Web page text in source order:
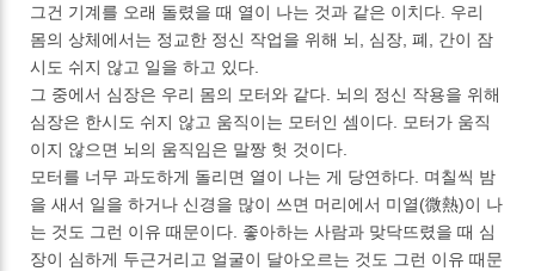
그건 기계를 오래 돌렸을 때 열이 나는 것과 같은 이치다. 우리
몸의 상체에서는 정교한 정신 작업을 위해 뇌, 심장, 폐, 간이 잠
시도 쉬지 않고 일을 하고 있다.
그 중에서 심장은 우리 몸의 모터와 같다. 뇌의 정신 작용을 위해
심장은 한시도 쉬지 않고 움직이는 모터인 셈이다. 모터가 움직
이지 않으면 뇌의 움직임은 말짱 헛 것이다.
모터를 너무 과도하게 돌리면 열이 나는 게 당연하다. 며칠씩 밤
을 새서 일을 하거나 신경을 많이 쓰면 머리에서 미열(微熱)이 나
는 것도 그런 이유 때문이다. 좋아하는 사람과 맞닥뜨렸을 때 심
장이 심하게 두근거리고 얼굴이 달아오르는 것도 그런 이유 때문